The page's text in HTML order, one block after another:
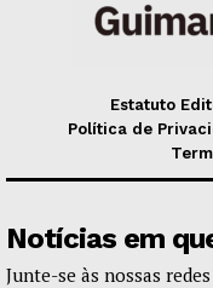
Estatuto
Política de
Notícias em
Junte-se às nossas